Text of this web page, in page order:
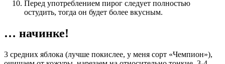
Перед употреблением пирог следует полностью
остудить, тогда он будет более вкусным.
… начинке!
3 средних яблока (лучше покислее, у меня сорт «Чемпион»),